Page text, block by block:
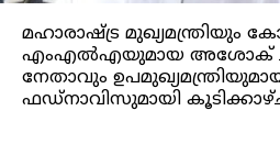
മഹാരാഷ്ട്ര മുഖ്യമന്ത്രിയും
എംഎൽഎയുമായ അശോക്
നേതാവും ഉപമുഖ്യമന്ത്രിയുമായ
ഫഡ്‌നാവിസുമായി